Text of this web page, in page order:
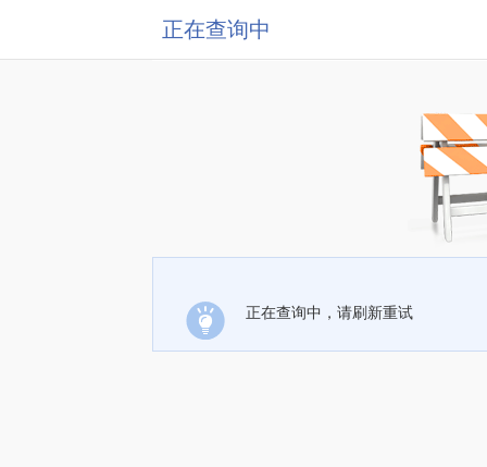
正在查询中
正在查询中，请刷新重试